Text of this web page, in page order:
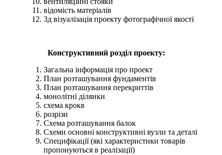
відомість матеріалів
3д візуалізація проекту фотографічної якості
Конструктивний розділ проекту:
Загальна інформація про проект
План розташування фундаментів
План розташування перекриттів
монолітні ділянки
схема крокв
розрізи
Схема розташування балок
Схеми основні конструктивні вузли та деталі
Специфікації (які характеристики товарів
пропонуються в реалізації)